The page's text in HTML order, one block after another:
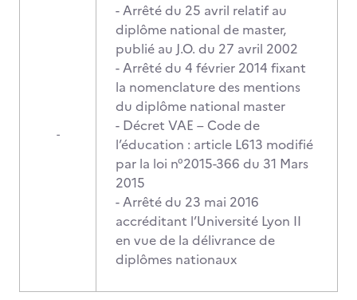
-
- Arrêté du 25 avril relatif au
diplôme national de master,
publié au J.O. du 27 avril 2002
- Arrêté du 4 février 2014 fixant
la nomenclature des mentions
du diplôme national master
- Décret VAE – Code de
l’éducation : article L613 modifié
par la loi n°2015-366 du 31 Mars
2015
- Arrêté du 23 mai 2016
accréditant l’Université Lyon II
en vue de la délivrance de
diplômes nationaux